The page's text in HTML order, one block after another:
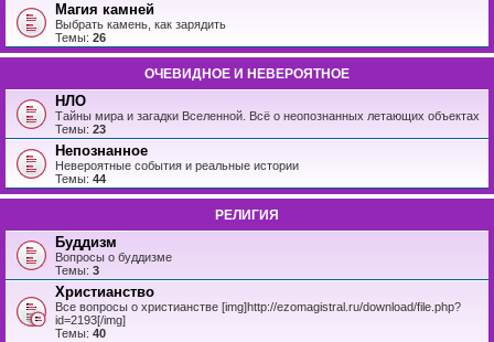
Магия камней
Выбрать камень, как зарядить
Темы: 26
ОЧЕВИДНОЕ И НЕВЕРОЯТНОЕ
НЛО
Тайны мира и загадки Вселенной. Всё о неопознанных летающих объектах
Темы: 23
Непознанное
Невероятные события и реальные истории
Темы: 44
РЕЛИГИЯ
Буддизм
Вопросы о буддизме
Темы: 3
Христианство
Все вопросы о христианстве [img]http://ezomagistral.ru/download/file.php?
id=2193[/img]
Темы: 40